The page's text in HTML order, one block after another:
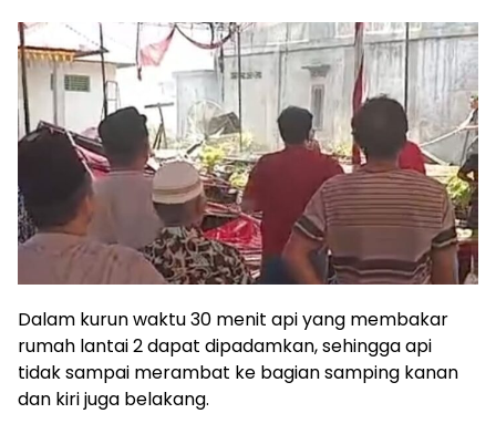
Dalam kurun waktu 30 menit api yang membakar
rumah lantai 2 dapat dipadamkan, sehingga api
tidak sampai merambat ke bagian samping kanan
dan kiri juga belakang.